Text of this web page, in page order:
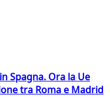
Spagna. Ora la Ue
tra Roma e Madrid